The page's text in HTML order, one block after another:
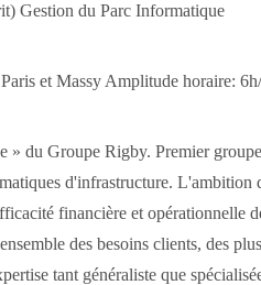
Gestion du Parc Informatique
et Massy Amplitude horaire:
» du Groupe Rigby. Premier
d'infrastructure. L'ambition
financière et
des besoins clients, des
tant généraliste que